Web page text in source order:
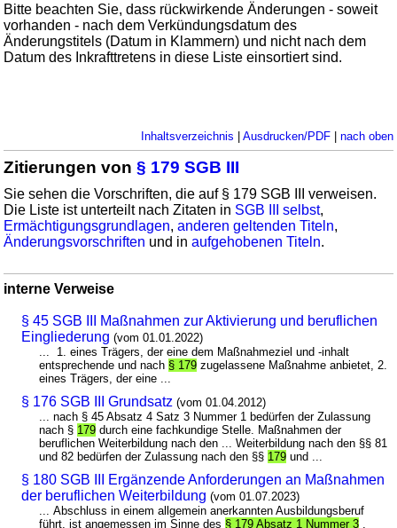
Bitte beachten Sie, dass rückwirkende Änderungen - soweit
vorhanden - nach dem Verkündungsdatum des
Änderungstitels (Datum in Klammern) und nicht nach dem
Datum des Inkrafttretens in diese Liste einsortiert sind.
Inhaltsverzeichnis | Ausdrucken/PDF| nach oben
Zitierungen von§ 179 SGB III
Sie sehen die Vorschriften, die auf § 179 SGB III verweisen.
Die Liste ist unterteilt nach Zitaten in SGB III selbst,
Ermächtigungsgrundlagen,anderen geltenden Titeln,
Änderungsvorschriften und inaufgehobenen Titeln.
interne Verweise
§ 45 SGB III Maßnahmen zur Aktivierung und beruflichen
Eingliederung (vom 01.01.2022)
... 1. eines Trägers, der eine dem Maßnahmeziel und -inhalt
entsprechende und nach § 179 zugelassene Maßnahme anbietet, 2.
eines Trägers, der eine ...
§ 176 SGB III Grundsatz (vom 01.04.2012)
... nach § 45 Absatz 4 Satz 3 Nummer 1 bedürfen der Zulassung
nach § 179 durch eine fachkundige Stelle. Maßnahmen der
beruflichen Weiterbildung nach den ... Weiterbildung nach den §§ 81
und 82 bedürfen der Zulassung nach den §§ 179 und ...
§ 180 SGB III Ergänzende Anforderungen an Maßnahmen
der beruflichen Weiterbildung (vom 01.07.2023)
... Abschluss in einem allgemein anerkannten Ausbildungsberuf
führt, ist angemessen im Sinne des § 179 Absatz 1 Nummer 3